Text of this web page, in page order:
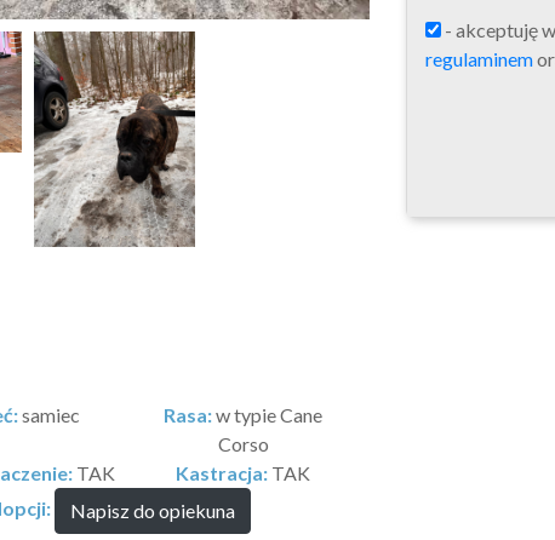
- akceptuję
regulaminem
samiec Rasa:w typie Cane
Corso
TAK Kastracja: TAK
Napisz do opiekuna